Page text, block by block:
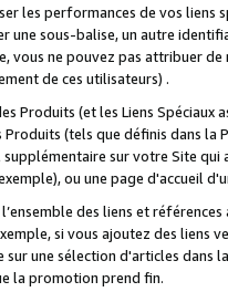
les performances de vos liens
une sous-balise, un autre
vous ne pouvez pas attribuer
de ces utilisateurs) .
Produits (et les Liens
Produits (tels que définis dans
sur votre Site qui
ou une page d'accueil
des liens et
si vous ajoutez des
sur une sélection d'articles
la promotion prend fin.